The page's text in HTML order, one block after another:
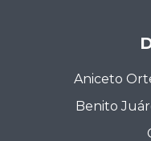
Aniceto
Benito